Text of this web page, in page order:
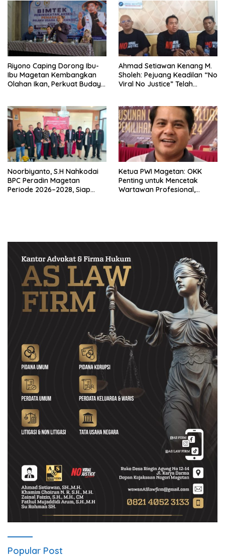
Riyono Caping Dorong Ibu-
Ibu Magetan Kembangkan
Olahan Ikan, Perkuat Budaya
Ahmad Setiawan Kenang M.
Sholeh: Pejuang Keadilan “No
Viral No Justice” Telah
Noorbiyanto, S.H Nahkodai
BPC Peradin Magetan
Periode 2026–2028, Siap
Ketua PWI Magetan: OKK
Penting untuk Mencetak
Wartawan Profesional,
Popular Post